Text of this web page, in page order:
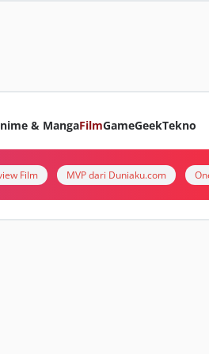
& MangaFilmGameGeekTekno
Film MVP dari Duniaku.com